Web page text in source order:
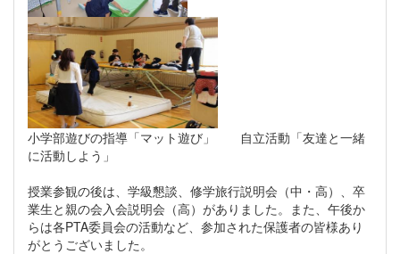
小学部遊びの指導「マット遊び」 自立活動「友達と一緒
に活動しよう」
授業参観の後は、学級懇談、修学旅行説明会（中・高）、卒
業生と親の会入会説明会（高）がありました。また、午後か
らは各PTA委員会の活動など、参加された保護者の皆様あり
がとうございました。